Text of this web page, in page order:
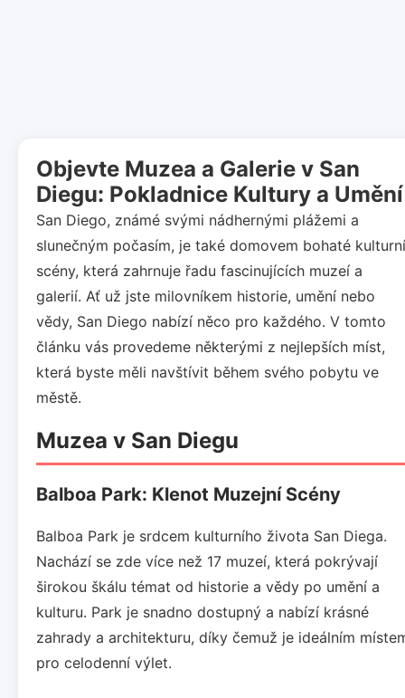
Objevte Muzea a Galerie v San
Diegu: Pokladnice Kultury a Umění
San Diego, známé svými nádhernými plážemi a
slunečným počasím, je také domovem bohaté kulturní
scény, která zahrnuje řadu fascinujících muzeí a
galerií. Ať už jste milovníkem historie, umění nebo
vědy, San Diego nabízí něco pro každého. V tomto
článku vás provedeme některými z nejlepších míst,
která byste měli navštívit během svého pobytu ve
městě.
Muzea v San Diegu
Balboa Park: Klenot Muzejní Scény
Balboa Park je srdcem kulturního života San Diega.
Nachází se zde více než 17 muzeí, která pokrývají
širokou škálu témat od historie a vědy po umění a
kulturu. Park je snadno dostupný a nabízí krásné
zahrady a architekturu, díky čemuž je ideálním
pro celodenní výlet.